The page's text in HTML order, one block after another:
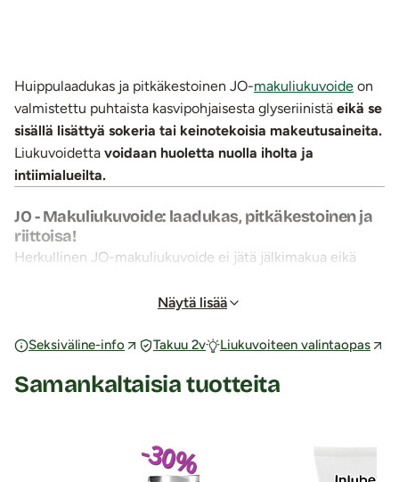
Huippulaadukas ja pitkäkestoinen JO-makuliukuvoide on
valmistettu puhtaista kasvipohjaisesta glyseriinistä eikä se
sisällä lisättyä sokeria tai keinotekoisia makeutusaineita.
Liukuvoidetta voidaan huoletta nuolla iholta ja
intiimialueilta.
JO - Makuliukuvoide: laadukas, pitkäkestoinen ja
riittoisa!
Herkullinen JO-makuliukuvoide ei jätä jälkimakua eikä
sopii myös vartalon liukastukseen ja
seksivälineiden kanssa.
makuhermoja ja aisteja herätteleviä makuliukuvoiteita
luistavalla liukasteella.
Näytä lisää
Seksiväline-info Takuu 2v Liukuvoiteen valintaopas
Samankaltaisia tuotteita
-30%